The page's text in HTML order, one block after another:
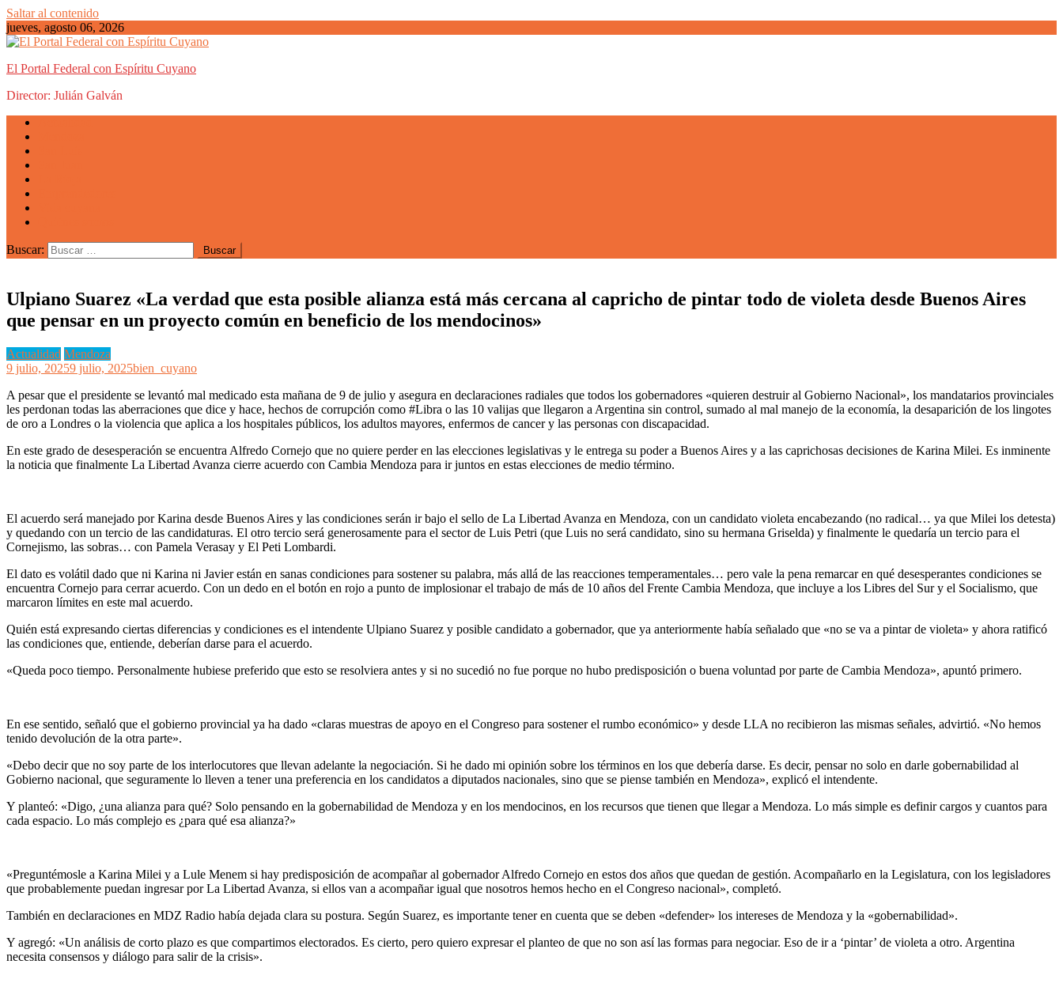
Saltar al contenido
jueves, agosto 06, 2026
El Portal Federal con Espíritu Cuyano
Director: Julián Galván
Buscar:
Ulpiano Suarez «La verdad que esta posible alianza está más cercana al capricho de pintar todo de violeta desde Buenos Aires
que pensar en un proyecto común en beneficio de los mendocinos»
Actualidad Mendoza
9 julio, 20259 julio, 2025bien_cuyano
A pesar que el presidente se levantó mal medicado esta mañana de 9 de julio y asegura en declaraciones radiales que todos los gobernadores «quieren destruir al Gobierno Nacional», los mandatarios provinciales
les perdonan todas las aberraciones que dice y hace, hechos de corrupción como #Libra o las 10 valijas que llegaron a Argentina sin control, sumado al mal manejo de la economía, la desaparición de los lingotes
de oro a Londres o la violencia que aplica a los hospitales públicos, los adultos mayores, enfermos de cancer y las personas con discapacidad.
En este grado de desesperación se encuentra Alfredo Cornejo que no quiere perder en las elecciones legislativas y le entrega su poder a Buenos Aires y a las caprichosas decisiones de Karina Milei. Es inminente
la noticia que finalmente La Libertad Avanza cierre acuerdo con Cambia Mendoza para ir juntos en estas elecciones de medio término.
El acuerdo será manejado por Karina desde Buenos Aires y las condiciones serán ir bajo el sello de La Libertad Avanza en Mendoza, con un candidato violeta encabezando (no radical… ya que Milei los detesta)
y quedando con un tercio de las candidaturas. El otro tercio será generosamente para el sector de Luis Petri (que Luis no será candidato, sino su hermana Griselda) y finalmente le quedaría un tercio para el
Cornejismo, las sobras… con Pamela Verasay y El Peti Lombardi.
El dato es volátil dado que ni Karina ni Javier están en sanas condiciones para sostener su palabra, más allá de las reacciones temperamentales… pero vale la pena remarcar en qué desesperantes condiciones se
encuentra Cornejo para cerrar acuerdo. Con un dedo en el botón en rojo a punto de implosionar el trabajo de más de 10 años del Frente Cambia Mendoza, que incluye a los Libres del Sur y el Socialismo, que
marcaron límites en este mal acuerdo.
Quién está expresando ciertas diferencias y condiciones es el intendente Ulpiano Suarez y posible candidato a gobernador, que ya anteriormente había señalado que «no se va a pintar de violeta» y ahora ratificó
las condiciones que, entiende, deberían darse para el acuerdo.
«Queda poco tiempo. Personalmente hubiese preferido que esto se resolviera antes y si no sucedió no fue porque no hubo predisposición o buena voluntad por parte de Cambia Mendoza», apuntó primero.
En ese sentido, señaló que el gobierno provincial ya ha dado «claras muestras de apoyo en el Congreso para sostener el rumbo económico» y desde LLA no recibieron las mismas señales, advirtió. «No hemos
tenido devolución de la otra parte».
«Debo decir que no soy parte de los interlocutores que llevan adelante la negociación. Si he dado mi opinión sobre los términos en los que debería darse. Es decir, pensar no solo en darle gobernabilidad al
Gobierno nacional, que seguramente lo lleven a tener una preferencia en los candidatos a diputados nacionales, sino que se piense también en Mendoza», explicó el intendente.
Y planteó: «Digo, ¿una alianza para qué? Solo pensando en la gobernabilidad de Mendoza y en los mendocinos, en los recursos que tienen que llegar a Mendoza. Lo más simple es definir cargos y cuantos para
cada espacio. Lo más complejo es ¿para qué esa alianza?»
«Preguntémosle a Karina Milei y a Lule Menem si hay predisposición de acompañar al gobernador Alfredo Cornejo en estos dos años que quedan de gestión. Acompañarlo en la Legislatura, con los legisladores
que probablemente puedan ingresar por La Libertad Avanza, si ellos van a acompañar igual que nosotros hemos hecho en el Congreso nacional», completó.
También en declaraciones en MDZ Radio había dejada clara su postura. Según Suarez, es importante tener en cuenta que se deben «defender» los intereses de Mendoza y la «gobernabilidad».
Y agregó: «Un análisis de corto plazo es que compartimos electorados. Es cierto, pero quiero expresar el planteo de que no son así las formas para negociar. Eso de ir a ‘pintar’ de violeta a otro. Argentina
necesita consensos y diálogo para salir de la crisis».